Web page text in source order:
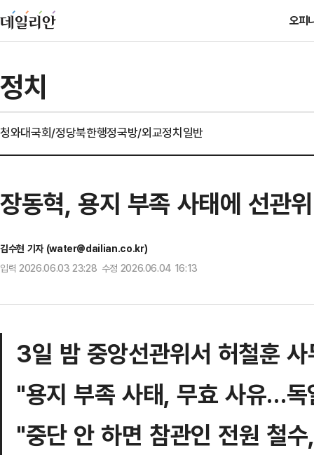
오피
정치
청와대국회/정당북한행정국방/외교정치일반
장동혁, 용지 부족 사태에 선관
김수현 기자 (water@dailian.co.kr)
입력 2026.06.03 23:28 수정 2026.06.04 16:13
3일 밤 중앙선관위서 허철훈
"용지 부족 사태, 무효 사유…독
"중단 안 하면 참관인 전원 철